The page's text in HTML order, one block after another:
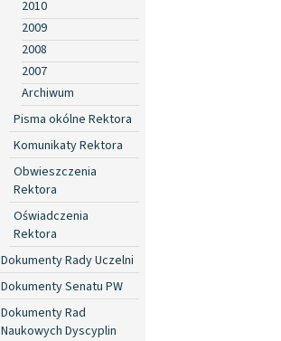
2010
2009
2008
2007
Archiwum
Pisma okólne Rektora
Komunikaty Rektora
Obwieszczenia
Rektora
Oświadczenia
Rektora
Dokumenty Rady Uczelni
Dokumenty Senatu PW
Dokumenty Rad
Naukowych Dyscyplin